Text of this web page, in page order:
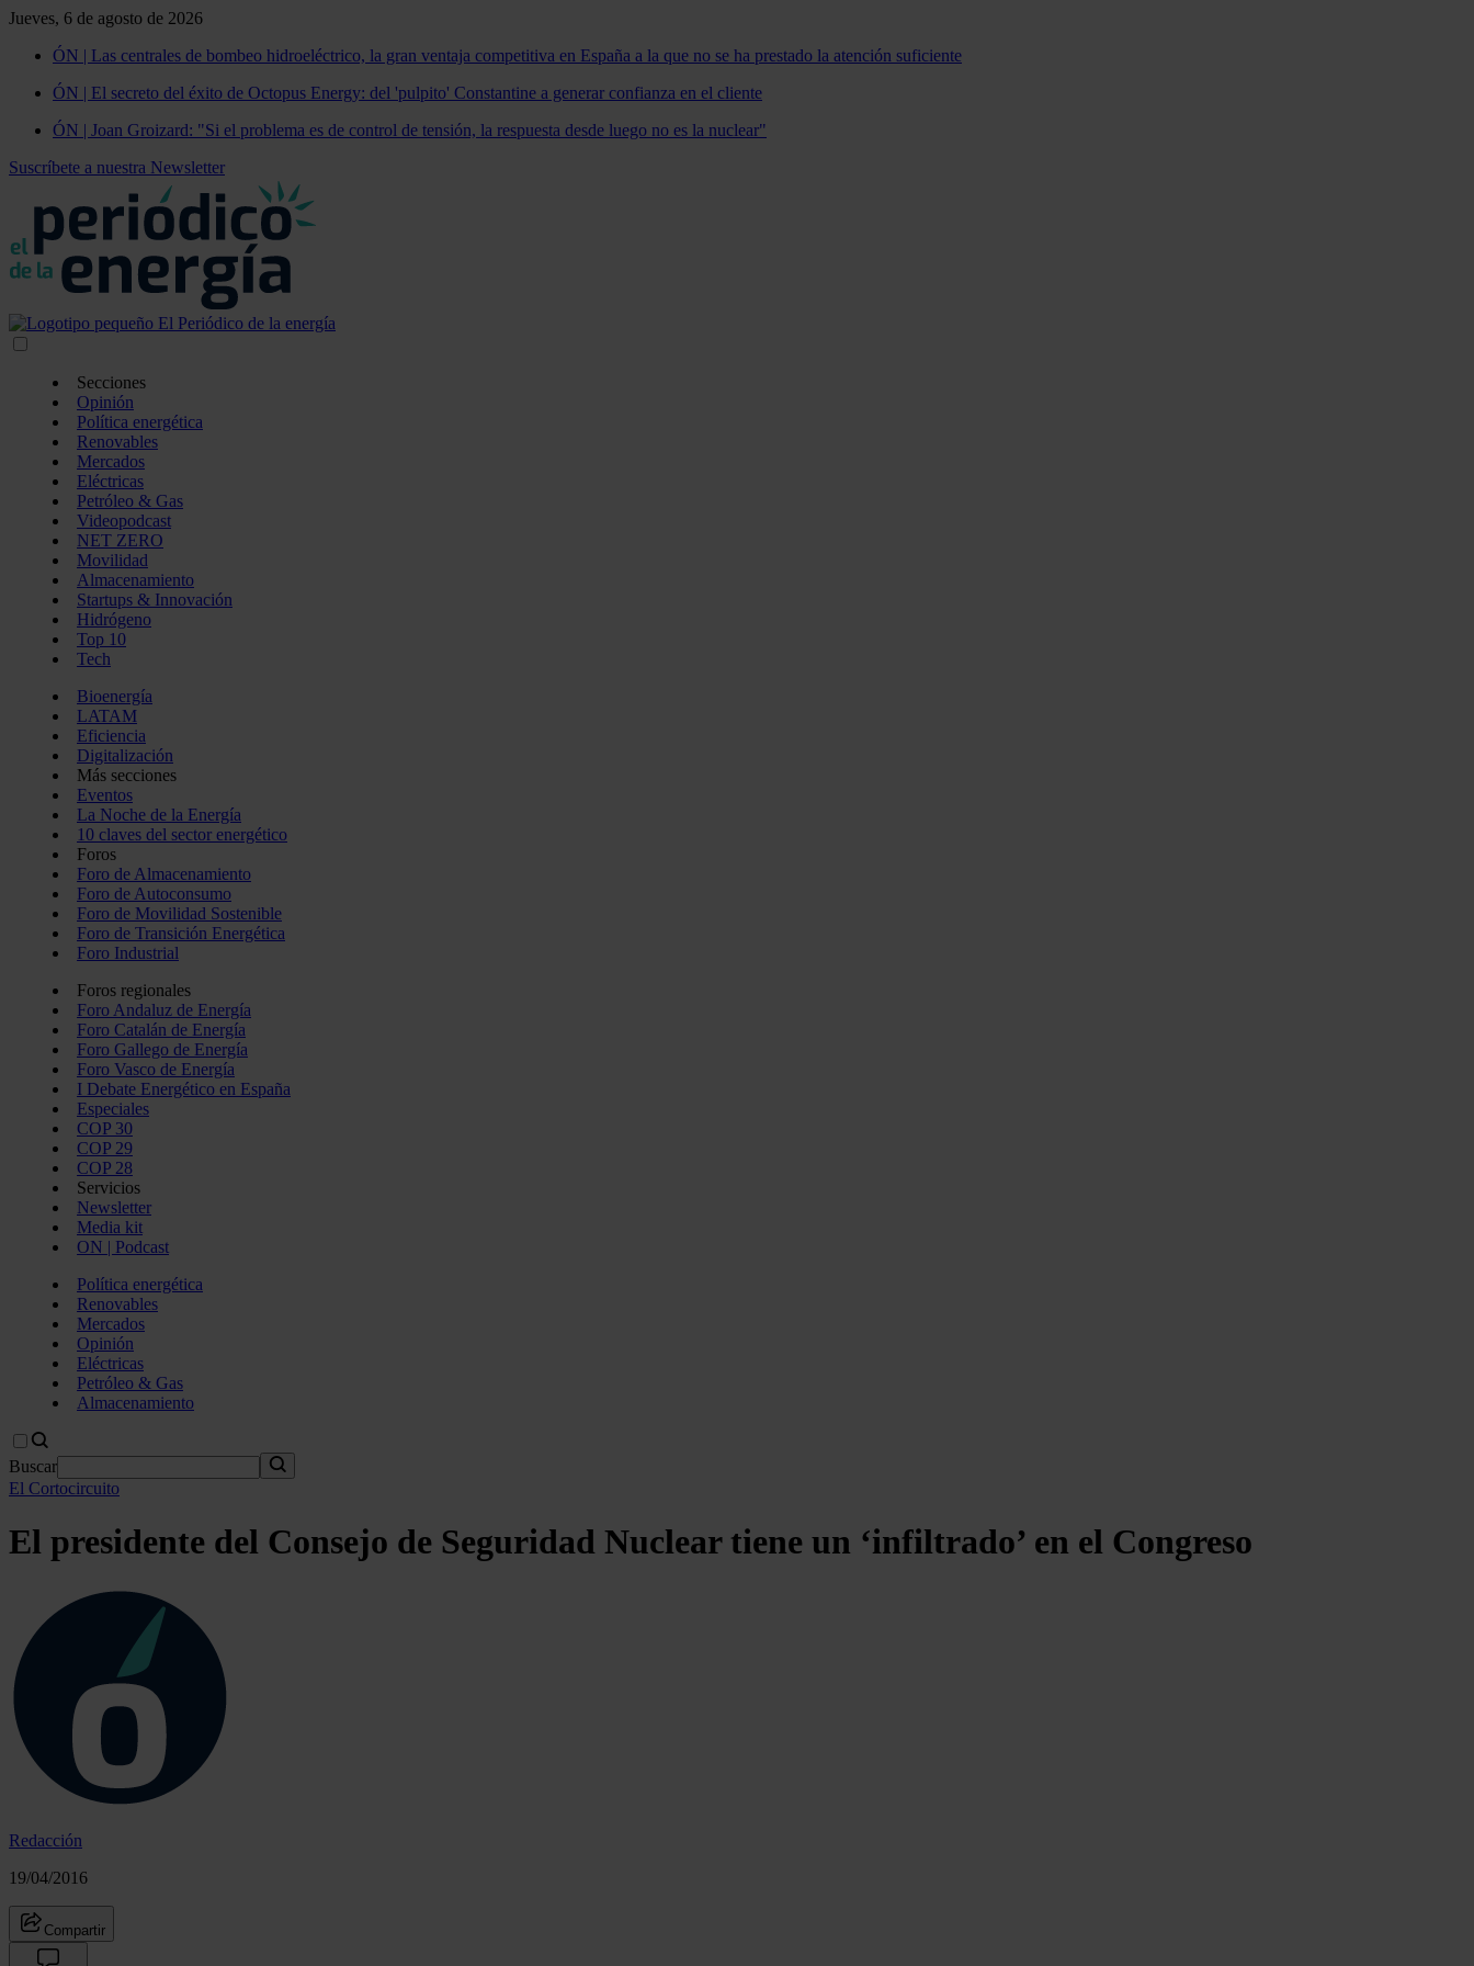
Jueves, 6 de agosto de 2026
ÓN | Las centrales de bombeo hidroeléctrico, la gran ventaja competitiva en España a la que no se ha prestado la atención suficiente
ÓN | El secreto del éxito de Octopus Energy: del 'pulpito' Constantine a generar confianza en el cliente
ÓN | Joan Groizard: "Si el problema es de control de tensión, la respuesta desde luego no es la nuclear"
Suscríbete a nuestra Newsletter
Secciones
Opinión
Política energética
Renovables
Mercados
Eléctricas
Petróleo & Gas
Videopodcast
NET ZERO
Movilidad
Almacenamiento
Startups & Innovación
Hidrógeno
Top 10
Tech
Bioenergía
LATAM
Eficiencia
Digitalización
Más secciones
Eventos
La Noche de la Energía
10 claves del sector energético
Foros
Foro de Almacenamiento
Foro de Autoconsumo
Foro de Movilidad Sostenible
Foro de Transición Energética
Foro Industrial
Foros regionales
Foro Andaluz de Energía
Foro Catalán de Energía
Foro Gallego de Energía
Foro Vasco de Energía
I Debate Energético en España
Especiales
COP 30
COP 29
COP 28
Servicios
Newsletter
Media kit
ON | Podcast
Política energética
Renovables
Mercados
Opinión
Eléctricas
Petróleo & Gas
Almacenamiento
Buscar
El Cortocircuito
El presidente del Consejo de Seguridad Nuclear tiene un ‘infiltrado’ en el Congreso
Redacción
19/04/2016
Compartir